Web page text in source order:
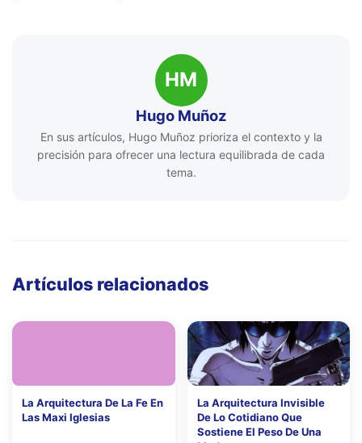
HM
Hugo Muñoz
En sus artículos, Hugo Muñoz prioriza el contexto y la
precisión para ofrecer una lectura equilibrada de cada
tema.
Artículos relacionados
La Arquitectura De La Fe En
Las Maxi Iglesias
La Arquitectura Invisible
De Lo Cotidiano Que
Sostiene El Peso De Una